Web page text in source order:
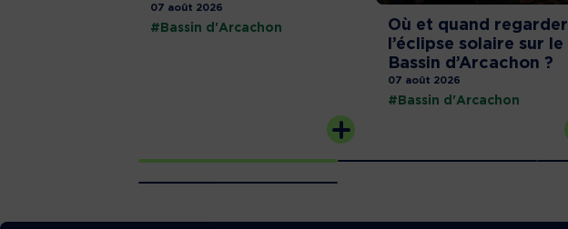
07 août 2026
#Bassin d'Arcachon
Où et quand regarder
l’éclipse solaire sur le
Bassin d’Arcachon ?
07 août 2026
#Bassin d'Arcachon